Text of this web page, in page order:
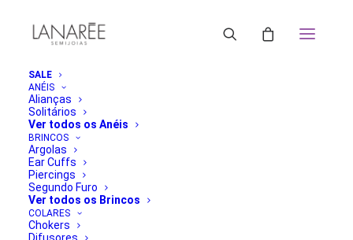
SALE
ANÉIS
Alianças
Solitários
Ver todos os Anéis
BRINCOS
Argolas
Ear Cuffs
Piercings
Segundo Furo
Ver todos os Brincos
COLARES
Chokers